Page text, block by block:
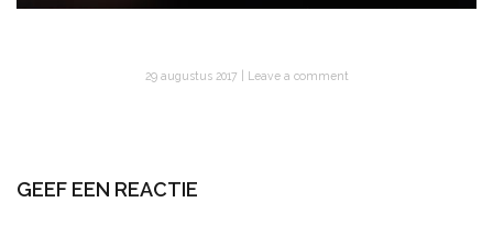
29 augustus 2017 Leave a comment
GEEF EEN REACTIE